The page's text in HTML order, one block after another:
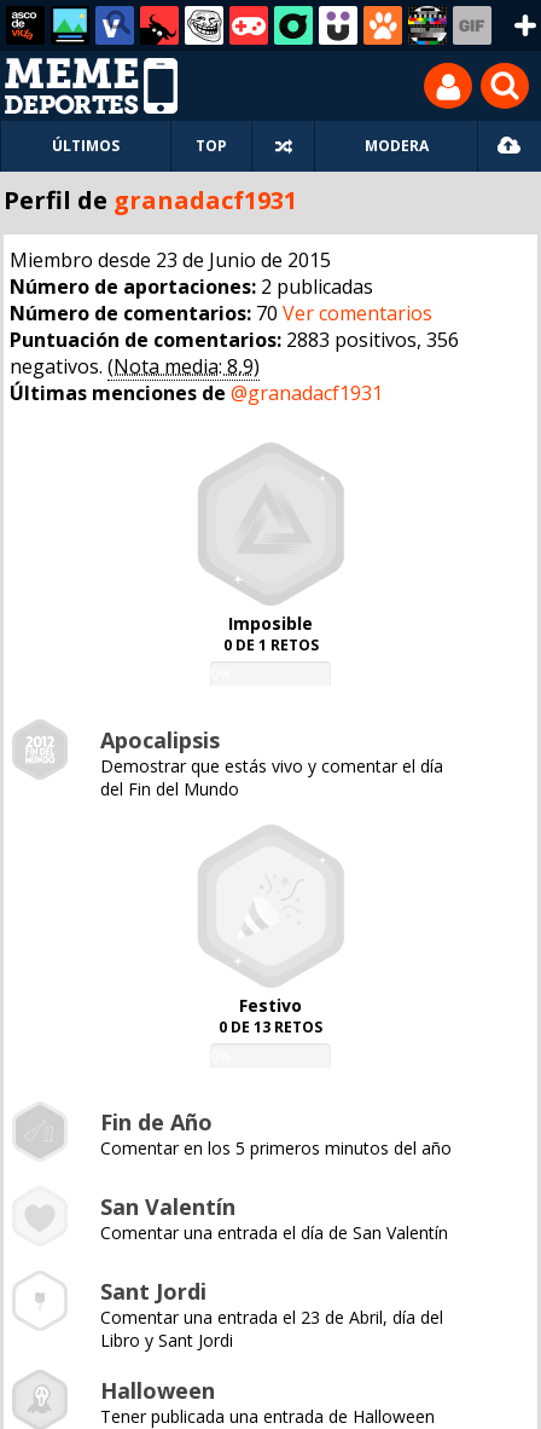
ÚLTIMOS TOP MODERA
Perfil de granadacf1931
Miembro desde 23 de Junio de 2015
Número de aportaciones: 2 publicadas
Número de comentarios: 70 Ver comentarios
Puntuación de comentarios: 2883 positivos, 356
negativos. (Nota media: 8,9)
Últimas menciones de @granadacf1931
Imposible
0 DE 1 RETOS
Apocalipsis
Demostrar que estás vivo y comentar el día
del Fin del Mundo
Festivo
0 DE 13 RETOS
Fin de Año
Comentar en los 5 primeros minutos del año
San Valentín
Comentar una entrada el día de San Valentín
Sant Jordi
Comentar una entrada el 23 de Abril, día del
Libro y Sant Jordi
Halloween
Tener publicada una entrada de Halloween